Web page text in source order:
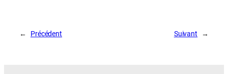
← Précédent Suivant →